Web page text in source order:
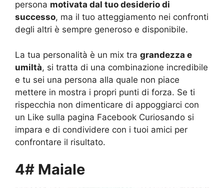
persona motivata dal tuo desiderio di
successo, ma il tuo atteggiamento nei confronti
degli altri è sempre generoso e disponibile.
La tua personalità è un mix tra grandezza e
umiltà, si tratta di una combinazione incredibile
e tu sei una persona alla quale non piace
mettere in mostra i propri punti di forza. Se ti
rispecchia non dimenticare di appoggiarci con
un Like sulla pagina Facebook Curiosando si
impara e di condividere con i tuoi amici per
confrontare il risultato.
4# Maiale